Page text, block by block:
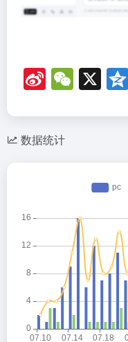
Si
n
a
W
o
W
e
C
X
数据统计